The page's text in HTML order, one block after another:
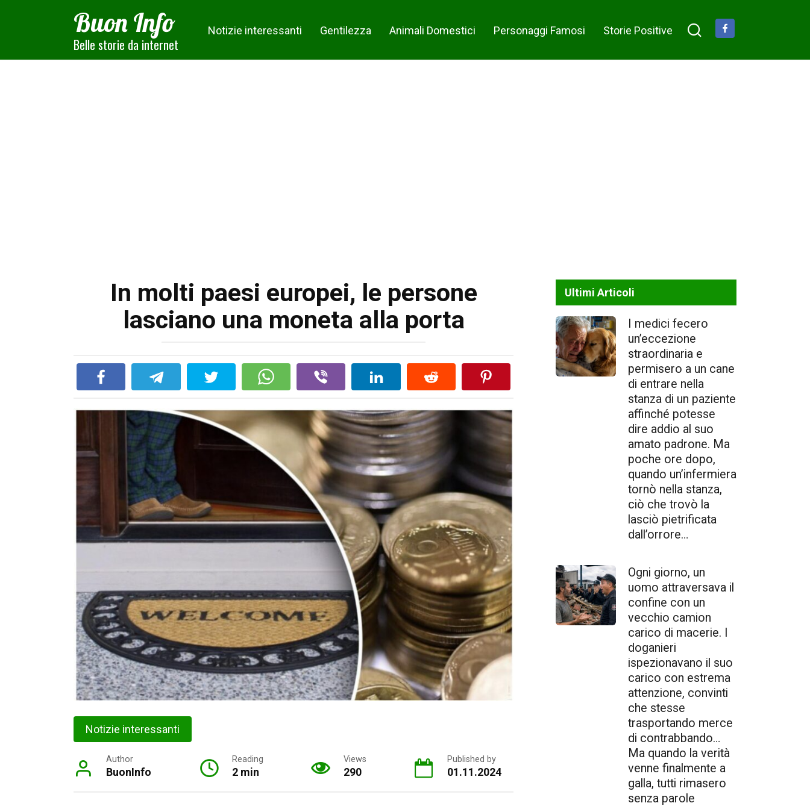
Buon Info
Belle storie da internet
Notizie interessanti Gentilezza Animali Domestici Personaggi Famosi Storie Positive
In molti paesi europei, le persone
lasciano una moneta alla porta
Notizie interessanti
Author
BuonInfo
Reading
2 min
Views
290
Published by
01.11.2024
Ultimi Articoli
I medici fecero
un’eccezione
straordinaria e
permisero a un cane
di entrare nella
stanza di un paziente
affinché potesse
dire addio al suo
amato padrone. Ma
poche ore dopo,
quando un’infermiera
tornò nella stanza,
ciò che trovò la
lasciò pietrificata
dall’orrore…
Ogni giorno, un
uomo attraversava il
confine con un
vecchio camion
carico di macerie. I
doganieri
ispezionavano il suo
carico con estrema
attenzione, convinti
che stesse
trasportando merce
di contrabbando…
Ma quando la verità
venne finalmente a
galla, tutti rimasero
senza parole